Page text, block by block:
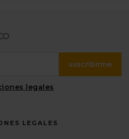
suscribirme
legales
LEGALES